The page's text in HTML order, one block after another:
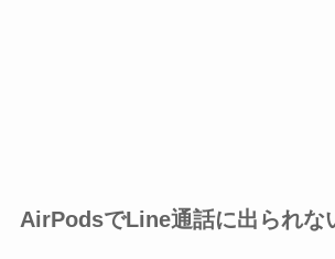
AirPodsでLine通話に出られな